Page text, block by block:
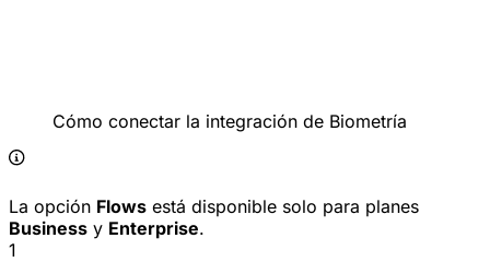
Cómo conectar la integración de Biometría
La opción Flows está disponible solo para planes
Business y Enterprise.
1